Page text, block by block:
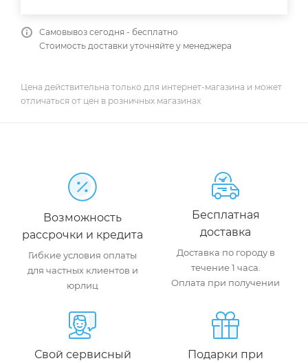
Самовывоз сегодня - бесплатно
Стоимость доставки уточняйте у менеджера
Цена действительна только для интернет-магазина и может
отличаться от цен в розничных магазинах
Возможность
рассрочки и кредита
Гибкие условия оплаты
для частных клиентов и
юрлиц
Бесплатная
доставка
Доставка по городу в
течение 1 часа.
Оплата при получении
Свой сервисный
Подарки при